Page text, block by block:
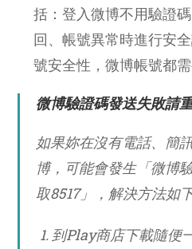
括：登入微博不用驗證
回、帳號異常時進行安
號安全性，微博帳號都需
微博驗證碼發送失敗請
如果妳在沒有電話、簡
博，可能會發生「微博
取8517」，解決方法如
到Play商店下載隨便